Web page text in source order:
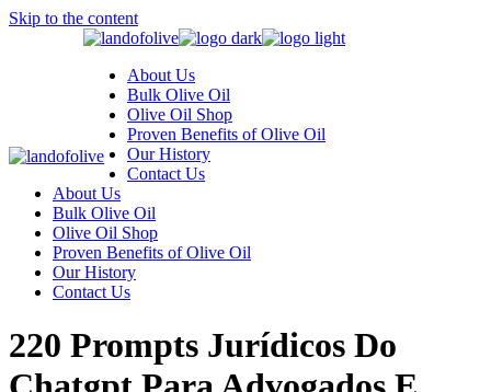
Skip to the content
About Us
Bulk Olive Oil
Olive Oil Shop
Proven Benefits of Olive Oil
Our History
Contact Us
About Us
Bulk Olive Oil
Olive Oil Shop
Proven Benefits of Olive Oil
Our History
Contact Us
220 Prompts Jurídicos Do